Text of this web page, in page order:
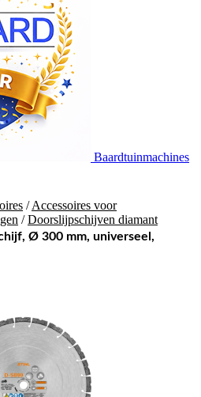
Baardtuinmachines
/Accessoires voor
/Doorslijpschijven diamant
Ø 300 mm, universeel,